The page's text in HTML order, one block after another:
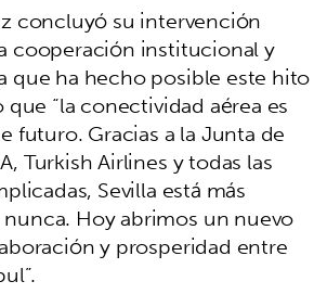
concluyó su intervención
cooperación institucional y
que ha hecho posible este hito
“la conectividad aérea es
futuro. Gracias a la Junta de
Turkish Airlines y todas las
Sevilla está más
Hoy abrimos un nuevo
y prosperidad entre